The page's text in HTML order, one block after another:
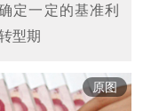
定一定的基准利
型期
原图